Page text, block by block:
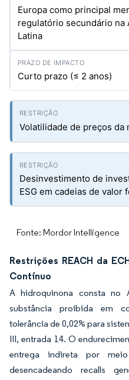
Europa como principal
regulatório secundário na
Latina
Curto prazo (≤ 2 anos)
Volatilidade de preços da
Desinvestimento de
ESG em cadeias de valor
Fonte: Mordor Intelligence
Restrições REACH da
Contínuo
A hidroquinona consta no
substância proibida em
tolerância de 0,02% para
III, entrada 14. O
entrega indireta por
desencadeando recalls